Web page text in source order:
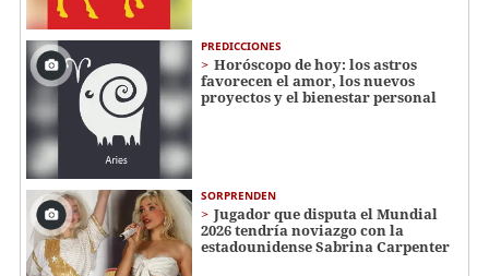
PREDICCIONES
Horóscopo de hoy: los astros
favorecen el amor, los nuevos
proyectos y el bienestar personal
SORPRENDEN
Jugador que disputa el Mundial
2026 tendría noviazgo con la
estadounidense Sabrina Carpenter